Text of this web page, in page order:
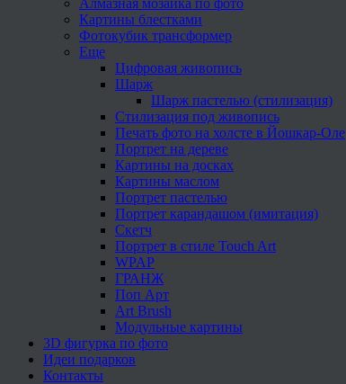
Картины блестками
Фотокубик трансформер
Еще
Цифровая живопись
Шарж
Шарж пастелью (стилизация)
Стилизация под живопись
Печать фото на холсте в Йошкар-Оле
Портрет на дереве
Картины на досках
Картины маслом
Портрет пастелью
Портрет карандашом (имитация)
Скетч
Портрет в стиле Touch Art
WPAP
ГРАНЖ
Поп Арт
Art Brush
Модульные картины
3D фигурка по фото
Идеи подарков
Контакты